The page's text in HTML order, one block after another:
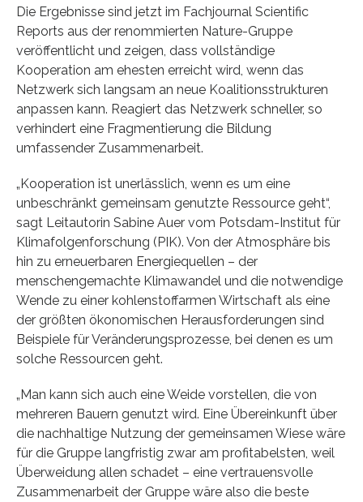
Die Ergebnisse sind jetzt im Fachjournal Scientific
Reports aus der renommierten Nature-Gruppe
veröffentlicht und zeigen, dass vollständige
Kooperation am ehesten erreicht wird, wenn das
Netzwerk sich langsam an neue Koalitionsstrukturen
anpassen kann. Reagiert das Netzwerk schneller, so
verhindert eine Fragmentierung die Bildung
umfassender Zusammenarbeit.
„Kooperation ist unerlässlich, wenn es um eine
unbeschränkt gemeinsam genutzte Ressource geht“,
sagt Leitautorin Sabine Auer vom Potsdam-Institut für
Klimafolgenforschung (PIK). Von der Atmosphäre bis
hin zu erneuerbaren Energiequellen – der
menschengemachte Klimawandel und die notwendige
Wende zu einer kohlenstoffarmen Wirtschaft als eine
der größten ökonomischen Herausforderungen sind
Beispiele für Veränderungsprozesse, bei denen es um
solche Ressourcen geht.
„Man kann sich auch eine Weide vorstellen, die von
mehreren Bauern genutzt wird. Eine Übereinkunft über
die nachhaltige Nutzung der gemeinsamen Wiese wäre
für die Gruppe langfristig zwar am profitabelsten, weil
Überweidung allen schadet – eine vertrauensvolle
Zusammenarbeit der Gruppe wäre also die beste